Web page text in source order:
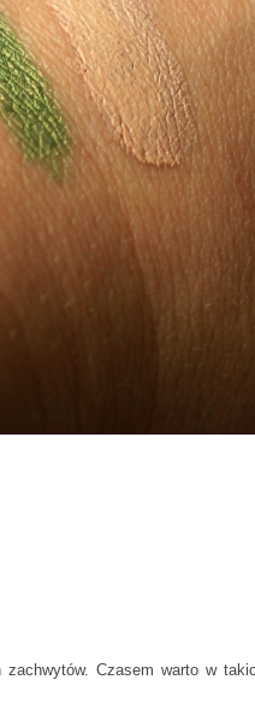
Czasem warto w